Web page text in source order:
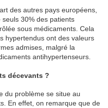
des autres pays européens,
seuls 30% des patients
sous médicaments. Cela
hypertendus ont des valeurs
admises, malgré la
antihypertenseurs.
décevants ?
du problème se situe au
En effet, on remarque que de